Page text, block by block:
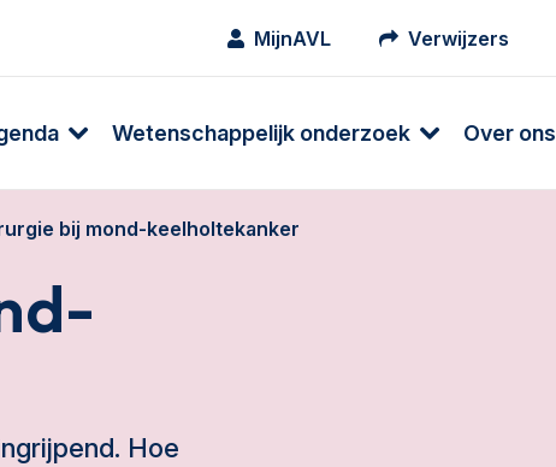
MijnAVL Verwijzers
Wetenschappelijk onderzoek Over ons
Hoe
bij mond-keelholtekanker